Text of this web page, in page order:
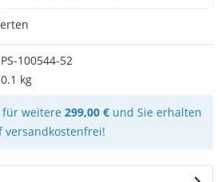
PS-100544-52
0.1 kg
für weitere299,00 € und Sie erhalten
versandkostenfrei!